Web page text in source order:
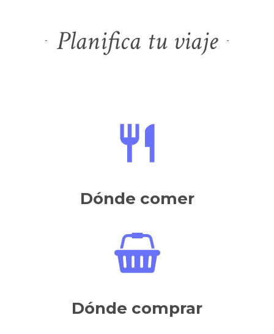
Planifica tu viaje
Dónde comer
Dónde comprar